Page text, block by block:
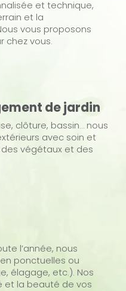
et technique,
et la
vous proposons
chez vous.
de jardin
clôture, bassin… nous
avec soin et
végétaux et des
l’année, nous
ponctuelles ou
élagage, etc.). Nos
et la beauté de vos